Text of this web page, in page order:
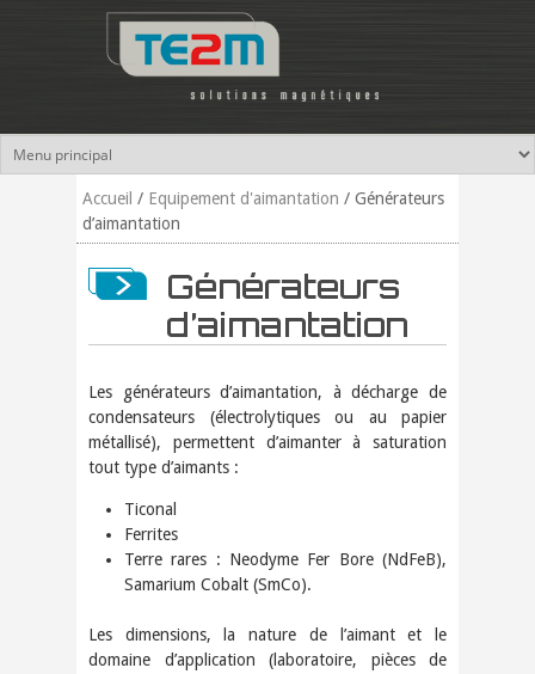
Aller au contenu principal
Accueil / Equipement d'aimantation / Générateurs
d’aimantation
Générateurs
d’aimantation
Les générateurs d’aimantation, à décharge de
condensateurs (électrolytiques ou au papier
métallisé), permettent d’aimanter à saturation
tout type d’aimants :
Ticonal
Ferrites
Terre rares : Neodyme Fer Bore (NdFeB),
Samarium Cobalt (SmCo).
Les dimensions, la nature de l’aimant et le
domaine d’application (laboratoire, pièces de